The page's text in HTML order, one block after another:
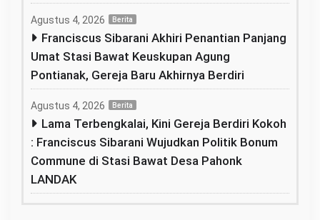
Agustus 4, 2026 Berita
Franciscus Sibarani Akhiri Penantian Panjang
Umat Stasi Bawat Keuskupan Agung
Pontianak, Gereja Baru Akhirnya Berdiri
Agustus 4, 2026 Berita
Lama Terbengkalai, Kini Gereja Berdiri Kokoh
: Franciscus Sibarani Wujudkan Politik Bonum
Commune di Stasi Bawat Desa Pahonk
LANDAK